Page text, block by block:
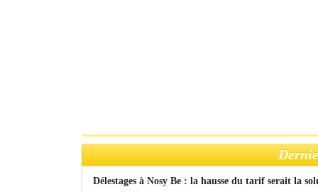
Délestages à Nosy Be : la hausse du tarif serait la